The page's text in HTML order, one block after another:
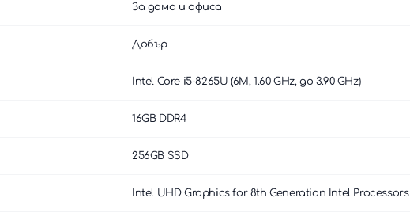
За дома и офиса
Добър
Intel Core i5-8265U (6M, 1.60 GHz, до 3.90 GHz)
16GB DDR4
256GB SSD
Intel UHD Graphics for 8th Generation Intel Processors